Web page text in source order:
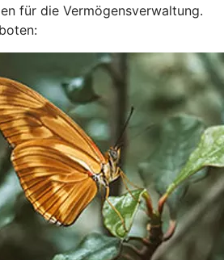
für die Vermögensverwaltung.